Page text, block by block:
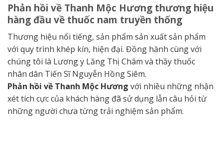
Phản hồi về Thanh Mộc Hương thương hiệu
hàng đầu về thuốc nam truyền thống
Thương hiệu nổi tiếng, sản phẩm sản xuất sản phẩm
với quy trình khép kín, hiện đại. Đồng hành cùng với
chúng tôi là Lương y Lăng Thị Châm và thầy thuốc
nhân dân Tiến Sĩ Nguyễn Hồng Siêm.
Phản hồi về Thanh Mộc Hương với nhiều những nhận
xét tích cực của khách hàng đã sử dụng lẫn câu hỏi từ
những người chưa từng trải nghiệm sản phẩm.